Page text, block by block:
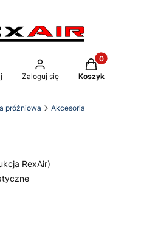
wyszukiwarkę
Zaloguj się
Produkty w
Koszyk
próżniowa Akcesoria
RexAir)